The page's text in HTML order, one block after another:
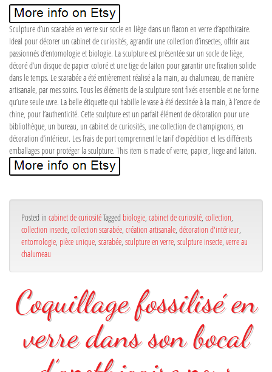
Sculpture d’un scarabée en verre sur socle en liège dans un flacon en verre d’apothicaire.
Ideal pour décorer un cabinet de curiosités, agrandir une collection d’insectes, offrir aux
passionnés d’entomologie et biologie. La sculpture est présentée sur un socle de liège,
décoré d’un disque de papier coloré et une tige de laiton pour garantir une fixation solide
dans le temps. Le scarabée a été entièrement réalisé a la main, au chalumeau, de manière
artisanale, par mes soins. Tous les éléments de la sculpture sont fixés ensemble et ne forme
qu’une seule uvre. La belle étiquette qui habille le vase à été dessinée à la main, à l’encre de
chine, pour l’authenticité. Cette sculpture est un parfait élément de décoration pour une
bibliothèque, un bureau, un cabinet de curiosités, une collection de champignons, en
décoration d’intérieur. Les frais de port comprennent le tarif d’expédition et les différents
emballages pour protéger la sculpture. This item is made of verre, papier, liege and laiton.
Posted in cabinet de curiositéTagged biologie, cabinet de curiosité, collection,
collection insecte, collection scarabée, création artisanale, décoration d'intérieur,
entomologie, pièce unique, scarabée, sculpture en verre, sculpture insecte, verre au
chalumeau
Coquillage fossilisé en
verre dans son bocal